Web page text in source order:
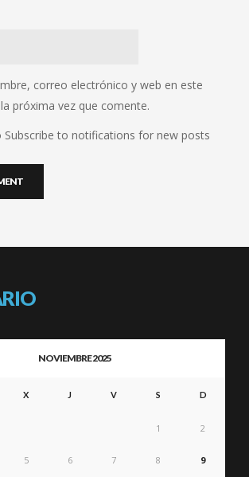
correo electrónico y web en este
próxima vez que comente.
Subscribe to notifications for new posts
NOVIEMBRE 2025
X J V S D
1 2
5 6 7 8 9